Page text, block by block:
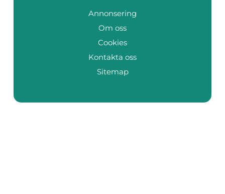
Annonsering
Om oss
Cookies
Kontakta oss
Sitemap